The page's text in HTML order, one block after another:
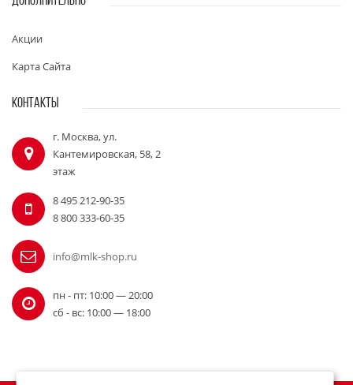
Акции
Карта Сайта
КОНТАКТЫ
г. Москва, ул.
Кантемировская, 58, 2
этаж
8 495 212-90-35
8 800 333-60-35
info@mlk-shop.ru
пн - пт: 10:00 — 20:00
сб - вс: 10:00 — 18:00